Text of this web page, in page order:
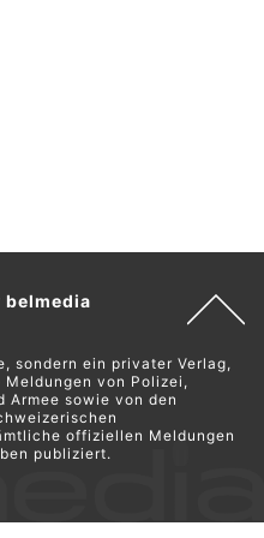
belmedia
sondern ein privater Verlag,
von Polizei,
Armee sowie von den
offiziellen Meldungen
publiziert.